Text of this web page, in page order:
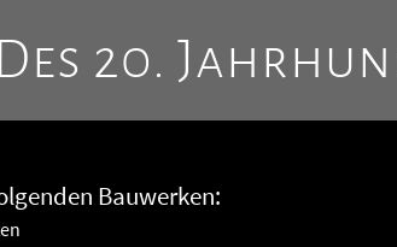
20.
Bauwerken: